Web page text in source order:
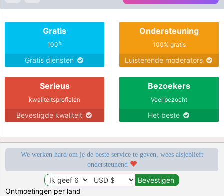
Gratis
100%
Gratis diensten
Ondersteuning
100% gratis
Luisterende moderators
Serieus
kwaliteitsprofielen
Bevestigde kwaliteit
Bezoekers
Veel bezocht
Het beste
We werken hard om je de beste service te geven, wees alsjeblieft
ondersteunend
Ontmoetingen per land